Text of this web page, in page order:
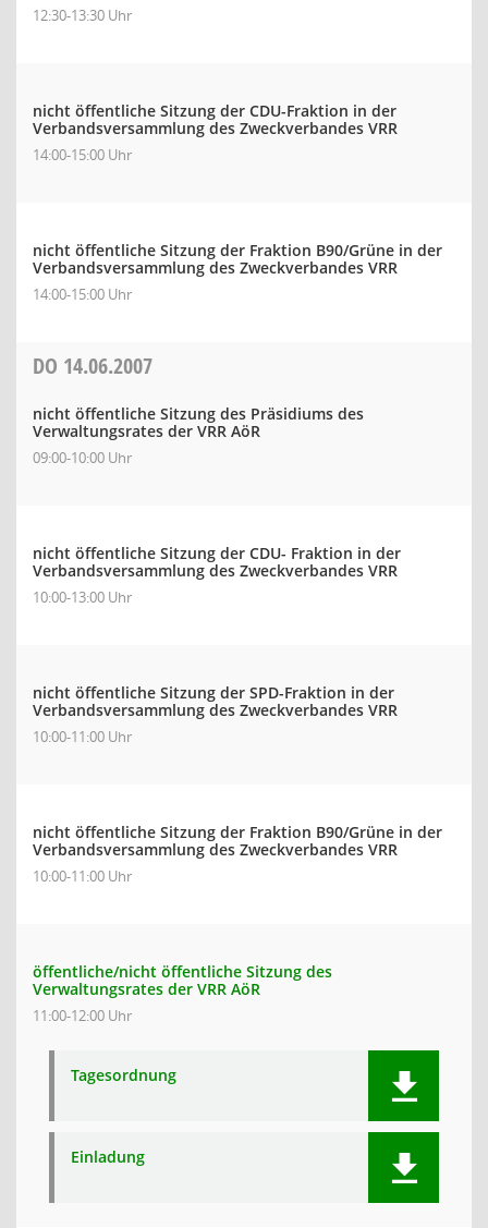
12:30-13:30 Uhr
nicht öffentliche Sitzung der CDU-Fraktion in der
Verbandsversammlung des Zweckverbandes VRR
14:00-15:00 Uhr
nicht öffentliche Sitzung der Fraktion B90/Grüne in der
Verbandsversammlung des Zweckverbandes VRR
14:00-15:00 Uhr
DO 14.06.2007
nicht öffentliche Sitzung des Präsidiums des
Verwaltungsrates der VRR AöR
09:00-10:00 Uhr
nicht öffentliche Sitzung der CDU- Fraktion in der
Verbandsversammlung des Zweckverbandes VRR
10:00-13:00 Uhr
nicht öffentliche Sitzung der SPD-Fraktion in der
Verbandsversammlung des Zweckverbandes VRR
10:00-11:00 Uhr
nicht öffentliche Sitzung der Fraktion B90/Grüne in der
Verbandsversammlung des Zweckverbandes VRR
10:00-11:00 Uhr
öffentliche/nicht öffentliche Sitzung des
Verwaltungsrates der VRR AöR
11:00-12:00 Uhr
Tagesordnung
Einladung